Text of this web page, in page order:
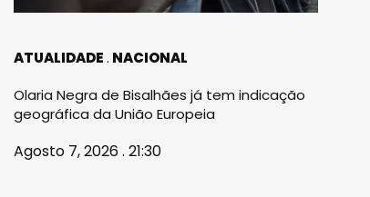
ATUALIDADE NACIONAL
Olaria Negra de Bisalhães já tem indicação
geográfica da União Europeia
Agosto 7, 2026 . 21:30